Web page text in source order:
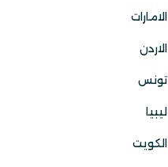
الامارات
الاردن
تونس
ليبيا
الكويت